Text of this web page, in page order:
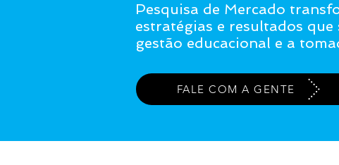
Pesquisa de Mercado
estratégias e resultados que
gestão educacional e a
FALE COM A GENTE